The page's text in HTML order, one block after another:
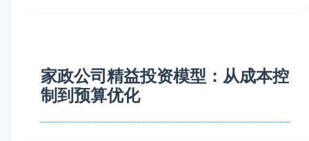
家政公司精益投资模型：从成本控
制到预算优化